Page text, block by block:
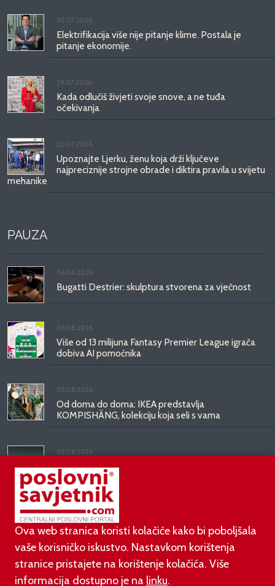
30.07.2026.
Elektrifikacija više nije pitanje klime. Postala je
pitanje ekonomije.
29.07.2026.
Kada odlučiš živjeti svoje snove, a ne tuđa
očekivanja
20.07.2026.
Upoznajte Ljerku, ženu koja drži ključeve
najpreciznije strojne obrade i diktira pravila u svijetu
mehanike
PAUZA
06.08.2026.
Bugatti Destrier: skulptura stvorena za vječnost
06.08.2026.
Više od 13 milijuna Fantasy Premier League igrača
dobiva AI pomoćnika
03.08.2026.
Od doma do doma: IKEA predstavlja
KOMPISHÄNG, kolekciju koja seli s vama
03.08.2026.
Kineski BYD predstavio luksuznu limuzinu veću od
Mercedesove S-klase, obećava domet do 1.000
kilometara
Ova web stranica koristi kolačiće kako bi poboljšala
vaše korisničko iskustvo. Nastavkom korištenja
stranice pristajete na korištenje kolačića. Više
informacija dostupno je na linku.